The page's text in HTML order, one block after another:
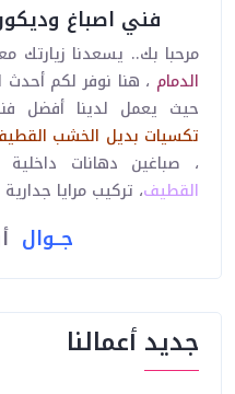
فني اصباغ
مرحبا بك.. يسعدنا زيارتك
الدمام ، هنا نوفر لكم
حيث يعمل لدينا أفضل
تكسيات بديل الخشب
، صباغين دهانات داخلية
القطيف، تركيب مرايا
جــوال
جديد أعمالنا